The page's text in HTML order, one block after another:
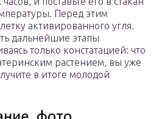
Перед этим
активированного угля.
дальнейшие этапы
только констатацией: что
растением, вы уже
в итоге молодой